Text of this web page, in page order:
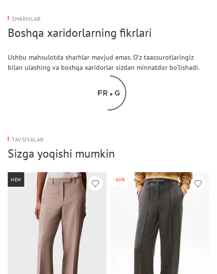
SHARHLAR
Boshqa xaridorlarning fikrlari
Ushbu mahsulotda sharhlar mavjud emas. O'z taassurotlaringiz
bilan ulashing va boshqa xaridorlar sizdan minnatdor bo'lishadi.
TAVSIYALAR
Sizga yoqishi mumkin
NEW -60%